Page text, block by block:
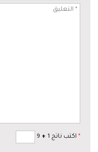
* اكتب ناتج 1 +